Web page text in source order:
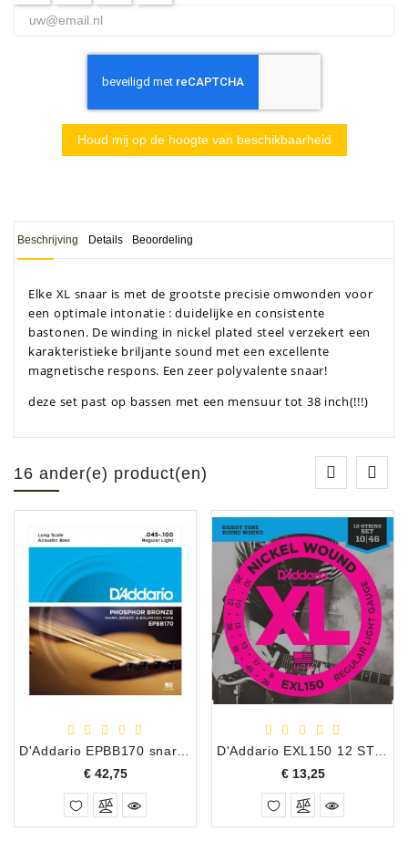
Houd mij op de hoogte van beschikbaarheid
Beschrijving Details Beoordeling
Elke XL snaar is met de grootste precisie omwonden voor
een optimale intonatie : duidelijke en consistente
bastonen. De winding in nickel plated steel verzekert een
karakteristieke briljante sound met een excellente
magnetische respons. Een zeer polyvalente snaar!
deze set past op bassen met een mensuur tot 38 inch(!!!)
16 ander(e) product(en)
€ 42,75Prijs
€ 13,25Prijs